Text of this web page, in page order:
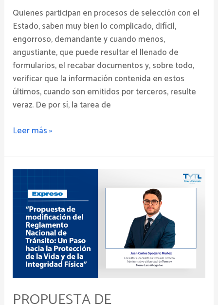
Quienes participan en procesos de selección con el
Estado, saben muy bien lo complicado, difícil,
engorroso, demandante y cuando menos,
angustiante, que puede resultar el llenado de
formularios, el recabar documentos y, sobre todo,
verificar que la información contenida en estos
últimos, cuando son emitidos por terceros, resulte
veraz. De por sí, la tarea de
Leer más »
PROPUESTA DE
modificación
Reglamento
Nacional
Tránsito:
Un
Paso